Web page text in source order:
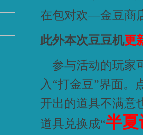
在包对欢—金豆商
此外本次豆豆机更
参与活动的玩家
入“打金豆”界面。
开出的道具不满意
道具兑换成“半夏